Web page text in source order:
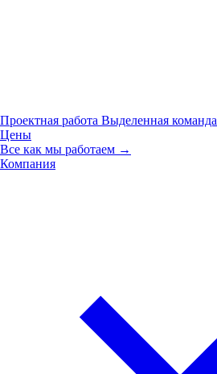
Проектная работа Выделенная команда
Цены
Все как мы работаем →
Компания